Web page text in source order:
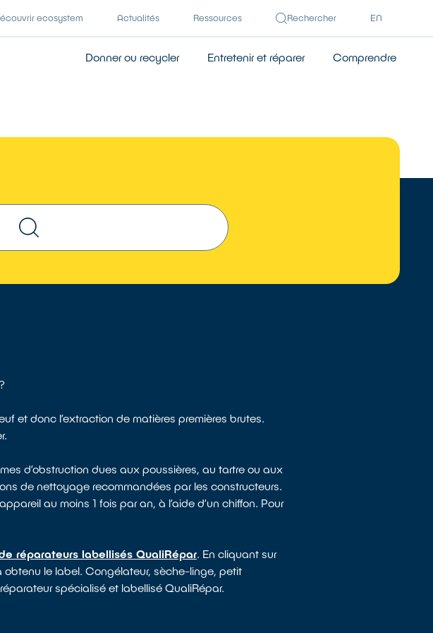
ecosystem Actualités Ressources Rechercher EN
Donner ou recycler Entretenir et réparer Comprendre
et donc l’extraction de matières premières brutes.
d’obstruction dues aux poussières, au tartre ou aux
de nettoyage recommandées par les constructeurs.
au moins 1 fois par an, à l’aide d’un chiffon. Pour
réparateurs labellisés QualiRépar. En cliquant sur
obtenu le label. Congélateur, sèche-linge, petit
spécialisé et labellisé QualiRépar.